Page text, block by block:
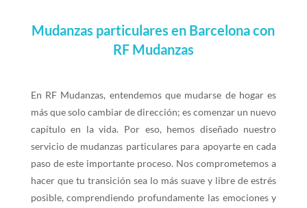
Mudanzas particulares en Barcelona con
RF Mudanzas
En RF Mudanzas, entendemos que mudarse de hogar es
más que solo cambiar de dirección; es comenzar un nuevo
capítulo en la vida. Por eso, hemos diseñado nuestro
servicio de mudanzas particulares para apoyarte en cada
paso de este importante proceso. Nos comprometemos a
hacer que tu transición sea lo más suave y libre de estrés
posible, comprendiendo profundamente las emociones y